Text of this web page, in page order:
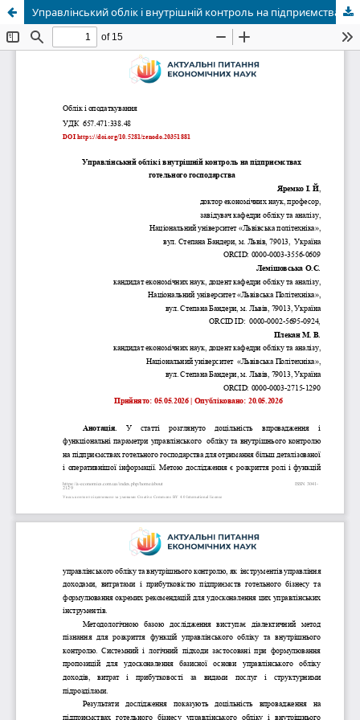
Управлінський облік і внутрішній контроль на підприємствах готельного господарства